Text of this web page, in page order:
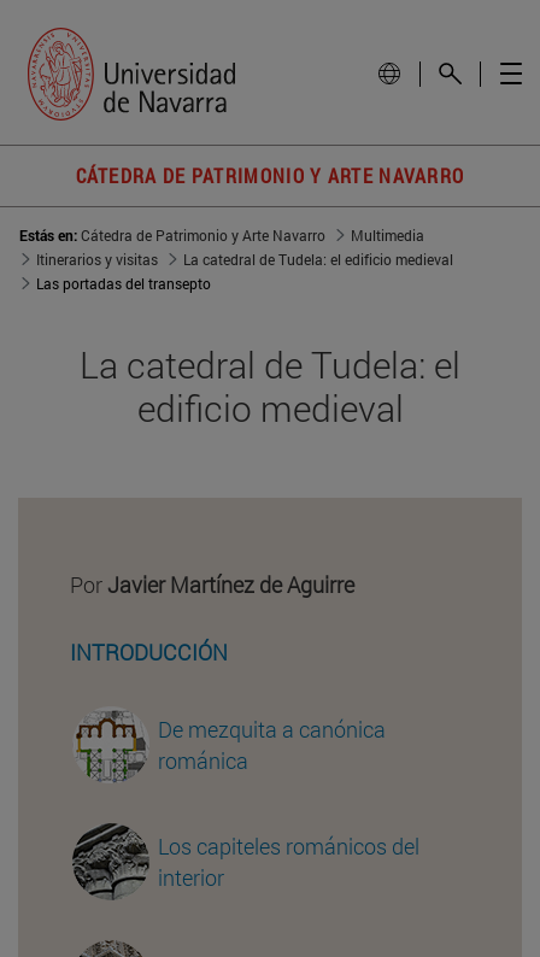
CÁTEDRA DE PATRIMONIO Y ARTE NAVARRO
Estás en:Cátedra de Patrimonio y Arte Navarro
Multimedia
Itinerarios y visitas
La catedral de Tudela: el edificio medieval
Las portadas del transepto
La catedral de Tudela: el
edificio medieval
Por Javier Martínez de Aguirre
INTRODUCCIÓN
De mezquita a canónica
románica
Los capiteles románicos del
interior